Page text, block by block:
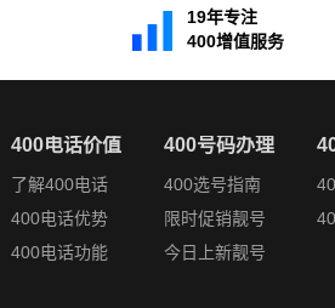
19年专注
400增值服务
400电话价值
了解400电话
400电话优势
400电话功能
400号码办理
400选号指南
限时促销靓号
今日上新靓号